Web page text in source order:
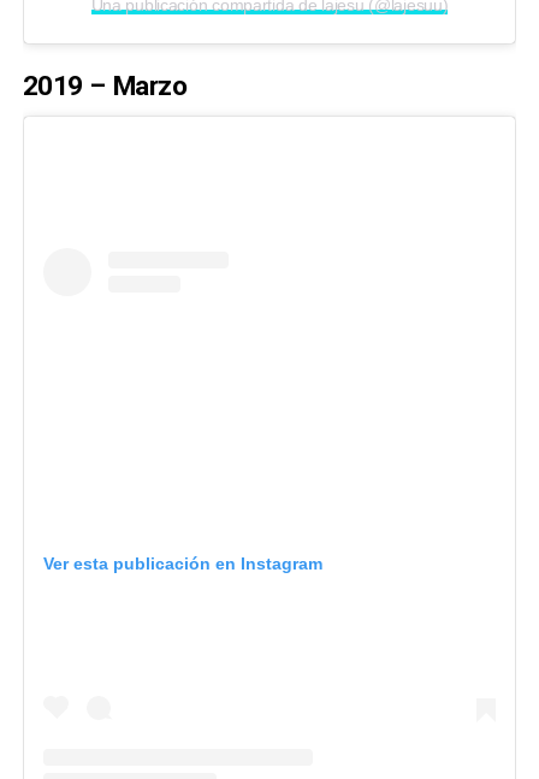
Una publicación compartida de lajesu (@lajesuu)
2019 – Marzo
Ver esta publicación en Instagram